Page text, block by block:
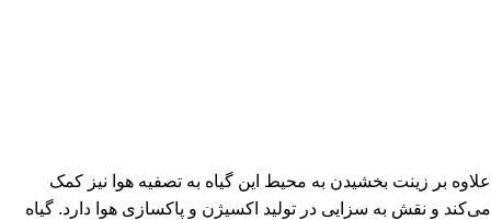
علاوه بر زینت بخشیدن به محیط این گیاه به تصفیه هوا نیز کمک
می‌کند و نقش به سزایی در تولید اکسیژن و پاکسازی هوا دارد. گیاه